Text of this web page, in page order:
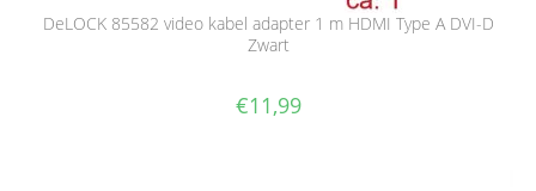
DeLOCK 85582 video kabel adapter 1 m HDMI Type A DVI-D
Zwart
€11,99